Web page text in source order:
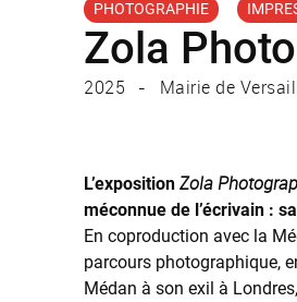
PHOTOGRAPHIE
Zola
2025 Mairie de
L’exposition Zola
méconnue de l’écrivain :
En coproduction avec la
parcours photographique,
Médan à son exil à